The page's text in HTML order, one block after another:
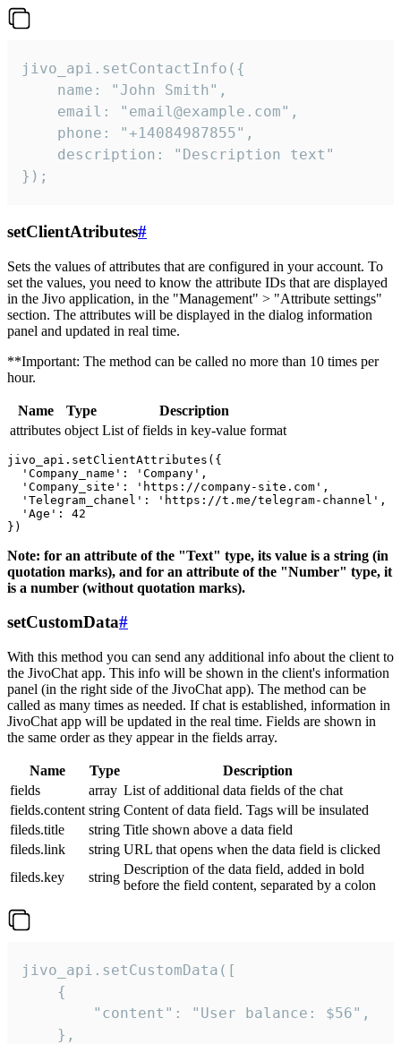
jivo_api.setContactInfo({
    name: "John Smith",
    email: "email@example.com",
    phone: "+14084987855",
    description: "Description text"
});
setClientAtributes#
Sets the values ​​of attributes that are configured in your account. To
set the values, you need to know the attribute IDs that are displayed
in the Jivo application, in the "Management" > "Attribute settings"
section. The attributes will be displayed in the dialog information
panel and updated in real time.
**Important: The method can be called no more than 10 times per
hour.
Name Type
Description
attributes object List of fields in key-value format
jivo_api.setClientAttributes({
  'Company_name': 'Company',
  'Company_site': 'https://company-site.com',
  'Telegram_chanel': 'https://t.me/telegram-channel',
  'Age': 42
Note: for an attribute of the "Text" type, its value is a string (in
quotation marks), and for an attribute of the "Number" type, it
is a number (without quotation marks).
setCustomData#
With this method you can send any additional info about the client to
the JivoChat app. This info will be shown in the client's information
panel (in the right side of the JivoChat app). The method can be
called as many times as needed. If chat is established, information in
JivoChat app will be updated in the real time. Fields are shown in
the same order as they appear in the fields array.
Name Type
Description
fields
array List of additional data fields of the chat
fields.content string Content of data field. Tags will be insulated
fileds.title
string Title shown above a data field
fileds.link
string URL that opens when the data field is clicked
fileds.key
string
Description of the data field, added in bold
before the field content, separated by a colon
jivo_api.setCustomData([
    {
        "content": "User balance: $56",
    },